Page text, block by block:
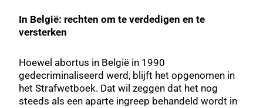
In België: rechten om te verdedigen en te
versterken
Hoewel abortus in België in 1990
gedecriminaliseerd werd, blijft het opgenomen in
het Strafwetboek. Dat wil zeggen dat het nog
steeds als een aparte ingreep behandeld wordt in